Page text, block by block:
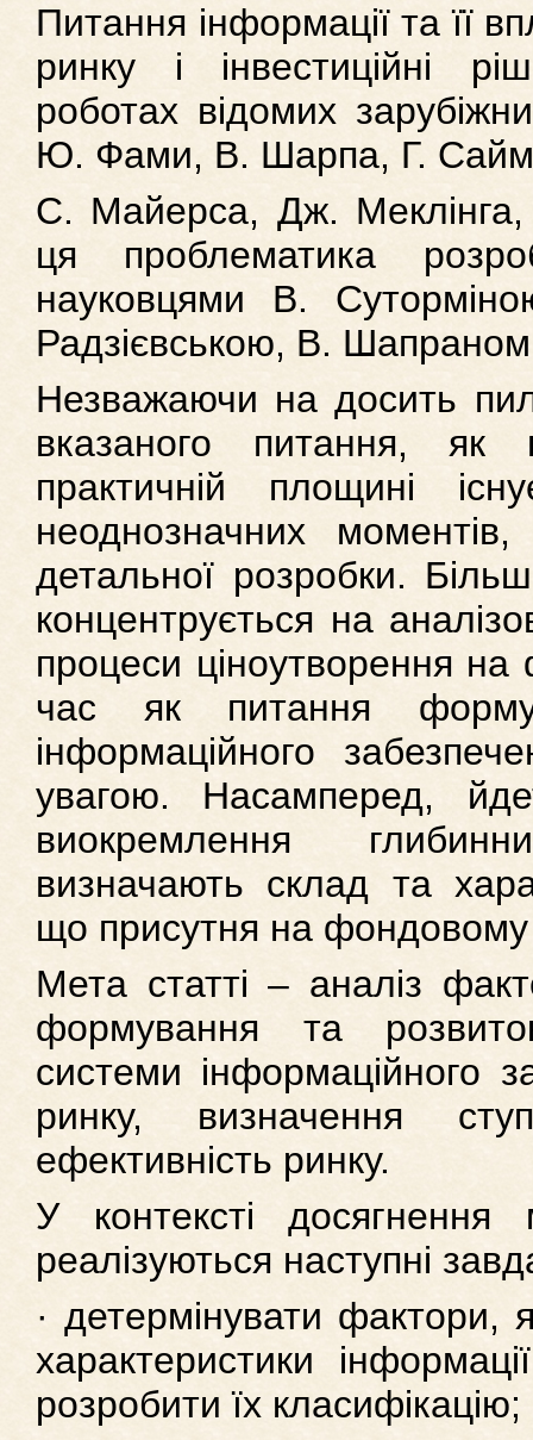
Питання інформації та її
ринку і інвестиційні
роботах відомих
Ю. Фами, В. Шарпа, Г.
С. Майерса, Дж.
ця проблематика
науковцями В.
Радзієвською, В.
Незважаючи на досить
вказаного питання, як
практичній площині
неоднозначних
детальної розробки.
концентрується на
процеси ціноутворення
час як питання
інформаційного
увагою. Насамперед,
виокремлення
визначають склад та
що присутня на фондовому
Мета статті – аналіз
формування та
системи інформаційного
ринку, визначення
ефективність ринку.
У контексті досягнення
реалізуються наступні
· детермінувати фактори,
характеристики
розробити їх класифікацію;